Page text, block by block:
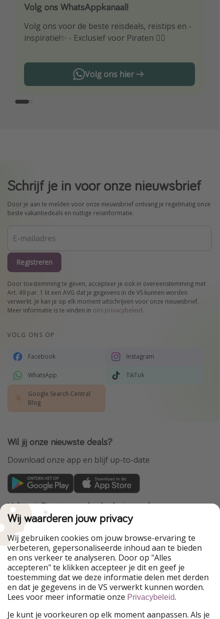
Volg ons WhatsAppkanaal!
Volg ons voor de beste reisdeals, reistips en -
inspiratie!✨ - Exclusief voor Piraten 🏴‍☠️
Volg ons hier
Download onze app
Wees als eerste op de hoogte van de beste
reisaanbiedingen
Schrijf je in voor onze nieuwsbrief
Door je aan te melden voor onze nieuwsbrief ontvang je regelmatig onze
beste vakantiedeals en nuttige reisinformatie.
Registreren
Door toestemming te geven, accepteer je ook in overeenstemming met
Art. 49 par. 1 lit een AVG dat je gegevens in de VS kunnen worden
verwerkt. Je kan je op elk moment uitschrijven voor onze nieuwsbrief.
Meer informatie is te vinden in ons privacybeleid.
VOLG ONS OP
Facebook Instagram
WhatsApp TikTok
Google Search Central
Blog
Wil jij onze nieuwste deals?
Download onze app en blijf up-to-date
VakantiePiraten maakt deel uit van de
HolidayPirates Group
Onze markten
PiratinViaggio
HolidayPirates
WakacyjniPiraci
VoyagesPirates
Ferienpiraten
Urlaubspiraten
Urlaubspiraten
ViajerosPiratas
TravelPirates
Wij waarderen jouw privacy
Wij gebruiken cookies om jouw browse-ervaring te
verbeteren, gepersonaliseerde inhoud aan te bieden
en ons verkeer te analyseren. Door op "Alles
accepteren" te klikken accepteer je dit en geef je
toestemming dat we deze informatie delen met derden
en dat je gegevens in de VS verwerkt kunnen worden.
Lees voor meer informatie onze Privacybeleid.
Je kunt je voorkeuren op elk moment aanpassen. Als je